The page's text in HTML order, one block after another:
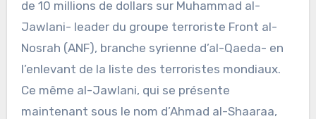
de 10 millions de dollars sur Muhammad al-
Jawlani- leader du groupe terroriste Front al-
Nosrah (ANF), branche syrienne d’al-Qaeda- en
l’enlevant de la liste des terroristes mondiaux.
Ce même al-Jawlani, qui se présente
maintenant sous le nom d’Ahmad al-Shaaraa,